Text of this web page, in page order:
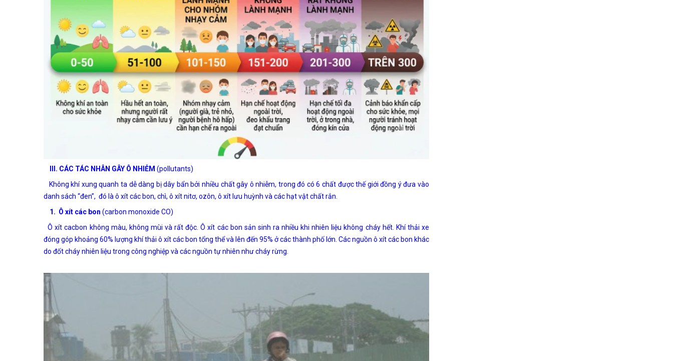
III. CÁC TÁC NHÂN GÂY Ô NHIỄM (pollutants)
Không khí xung quanh ta dễ dàng bị dây bẩn bởi nhiều chất gây ô nhiễm, trong đó có 6 chất được thế giới đồng ý đưa vào
danh sách “đen”, đó là ô xít các bon, chì, ô xít nitơ, ozôn, ô xít lưu huỳnh và các hạt vật chất rắn.
1. Ô xít các bon (carbon monoxide CO)
Ô xít cacbon không màu, không mùi và rất độc. Ô xít các bon sản sinh ra nhiều khi nhiên liệu không cháy hết. Khí thải xe
đóng góp khoảng 60% lượng khí thải ô xít các bon tổng thể và lên đến 95% ở các thành phố lớn. Các nguồn ô xít các bon khác
do đốt cháy nhiên liệu trong công nghiệp và các nguồn tự nhiên như cháy rừng.